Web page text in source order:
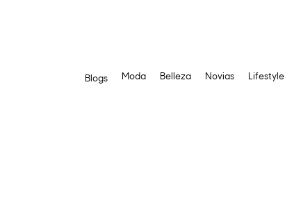
Blogs Moda Belleza Novias Lifestyle